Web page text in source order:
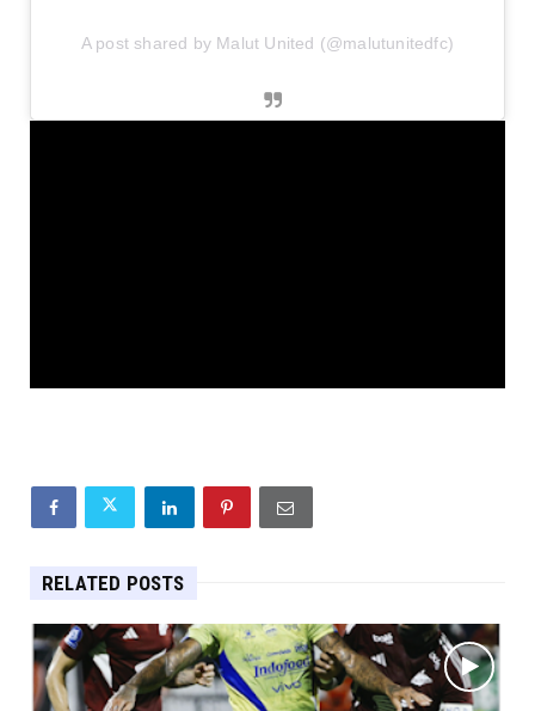
A post shared by Malut United (@malutunitedfc)
RELATED POSTS